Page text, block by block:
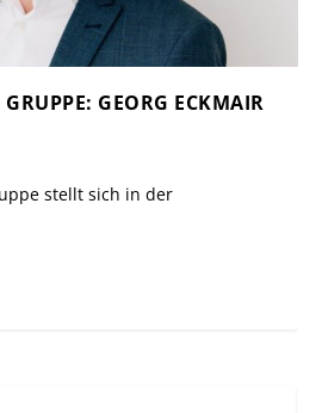
GEORG ECKMAIR
stellt sich in der